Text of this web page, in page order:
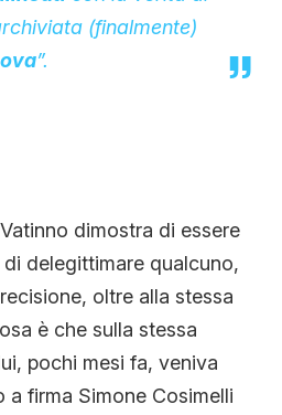
(finalmente)
”.
dimostra di essere
delegittimare qualcuno,
oltre alla stessa
è che sulla stessa
pochi mesi fa, veniva
a firma Simone Cosimelli